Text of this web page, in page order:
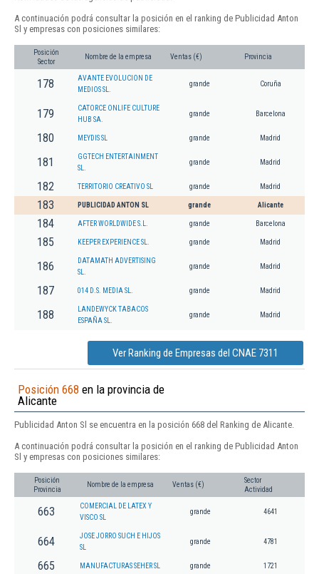
A continuación podrá consultar la posición en el ranking de Publicidad Anton
Sl y empresas con posiciones similares:
Posición
Sector
Nombre de la empresa Ventas (€) Provincia
178
AVANTE EVOLUCION DE
MEDIOS SL.
grande Coruña
179
CATORCE ONLIFE CULTURE
HUB SA.
grande Barcelona
180 MEYDIS SL grande Madrid
181
GGTECH ENTERTAINMENT
SL.
grande Madrid
182 TERRITORIO CREATIVO SL grande Madrid
183 PUBLICIDAD ANTON SL grande Alicante
184 AFTER WORLDWIDE S.L. grande Barcelona
185 KEEPER EXPERIENCE SL. grande Madrid
186
DATAMATH ADVERTISING
SL.
grande Madrid
187 014 D.S. MEDIA SL. grande Madrid
188
LANDEWYCK TABACOS
ESPAÑA SL.
grande Madrid
Ver Ranking de Empresas del CNAE 7311
Posición 668 en la provincia de
Alicante
Publicidad Anton Sl se encuentra en la posición 668 del Ranking de Alicante.
A continuación podrá consultar la posición en el ranking de Publicidad Anton
Sl y empresas con posiciones similares:
Posición
Provincia
Nombre de la empresa Ventas (€)
Sector
Actividad
663
COMERCIAL DE LATEX Y
VISCO SL
grande 4641
664
JOSE JORRO SUCH E HIJOS
SL
grande 4781
665 MANUFACTURAS SEHER SL grande 1721